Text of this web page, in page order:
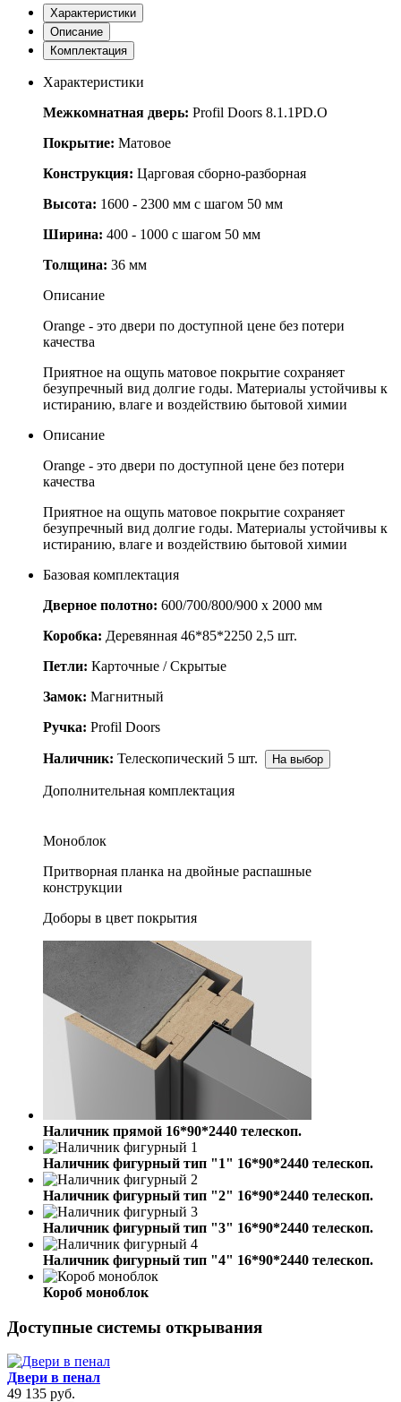
Характеристики
Описание
Комплектация
Характеристики
Межкомнатная дверь: Profil Doors 8.1.1PD.O
Покрытие: Матовое
Конструкция: Царговая сборно-разборная
Высота: 1600 - 2300 мм с шагом 50 мм
Ширина: 400 - 1000 с шагом 50 мм
Толщина: 36 мм
Описание
Orange - это двери по доступной цене без потери
качества
Приятное на ощупь матовое покрытие сохраняет
безупречный вид долгие годы. Материалы устойчивы к
истиранию, влаге и воздействию бытовой химии
Описание
Orange - это двери по доступной цене без потери
качества
Приятное на ощупь матовое покрытие сохраняет
безупречный вид долгие годы. Материалы устойчивы к
истиранию, влаге и воздействию бытовой химии
Базовая комплектация
Дверное полотно: 600/700/800/900 x 2000 мм
Коробка: Деревянная 46*85*2250 2,5 шт.
Петли: Карточные / Скрытые
Замок: Магнитный
Ручка: Profil Doors
Наличник: Телескопический 5 шт. На выбор
Дополнительная комплектация
Моноблок
Притворная планка на двойные распашные
конструкции
Доборы в цвет покрытия
Наличник прямой 16*90*2440 телескоп.
Наличник фигурный тип "1" 16*90*2440 телескоп.
Наличник фигурный тип "2" 16*90*2440 телескоп.
Наличник фигурный тип "3" 16*90*2440 телескоп.
Наличник фигурный тип "4" 16*90*2440 телескоп.
Короб моноблок
Доступные системы открывания
Двери в пенал
49 135 руб.